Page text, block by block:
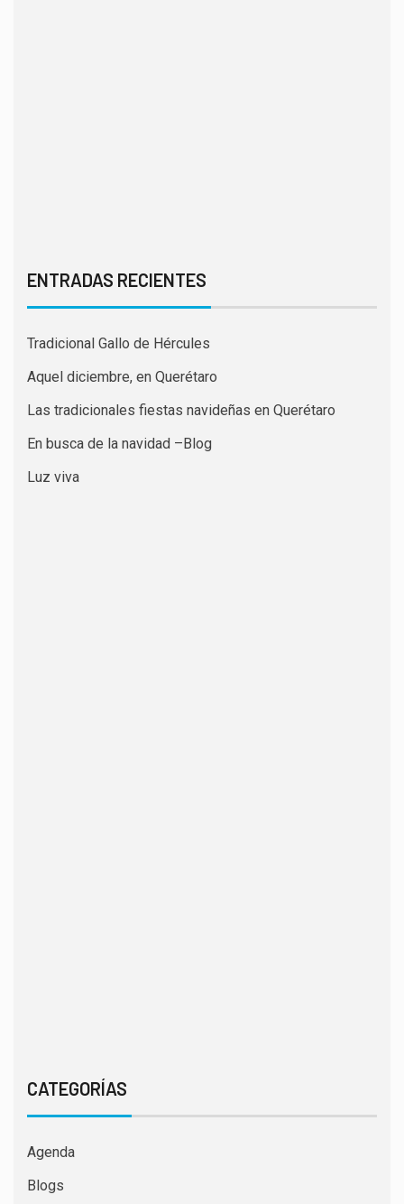
ENTRADAS RECIENTES
Tradicional Gallo de Hércules
Aquel diciembre, en Querétaro
Las tradicionales fiestas navideñas en Querétaro
En busca de la navidad –Blog
Luz viva
CATEGORÍAS
Agenda
Blogs